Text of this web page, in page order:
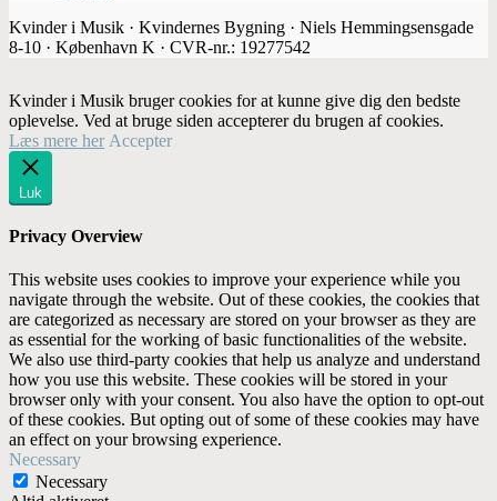
Kvinder i Musik · Kvindernes Bygning · Niels Hemmingsensgade
8-10 · København K · CVR-nr.: 19277542
Kvinder i Musik bruger cookies for at kunne give dig den bedste
oplevelse. Ved at bruge siden accepterer du brugen af cookies.
Læs mere her Accepter
Luk
Privacy Overview
This website uses cookies to improve your experience while you
navigate through the website. Out of these cookies, the cookies that
are categorized as necessary are stored on your browser as they are
as essential for the working of basic functionalities of the website.
We also use third-party cookies that help us analyze and understand
how you use this website. These cookies will be stored in your
browser only with your consent. You also have the option to opt-out
of these cookies. But opting out of some of these cookies may have
an effect on your browsing experience.
Necessary
Necessary